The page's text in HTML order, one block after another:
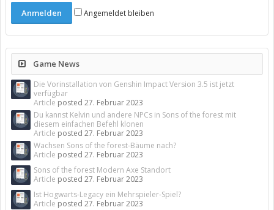
Angemeldet bleiben
Game News
Die Vorinstallation von Genshin Impact Version 3.5 ist jetzt
verfügbar
Article posted 27. Februar 2023
Du kannst Kelvin und andere NPCs in Sons of the forest mit
diesem einfachen Befehl klonen
Article posted 27. Februar 2023
Wachsen Sons of the forest-Bäume nach?
Article posted 27. Februar 2023
Sons of the forest Modern Axe Standort
Article posted 27. Februar 2023
Ist Hogwarts-Legacy ein Mehrspieler-Spiel?
Article posted 27. Februar 2023